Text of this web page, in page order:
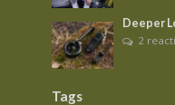
Deeper
2
Tags